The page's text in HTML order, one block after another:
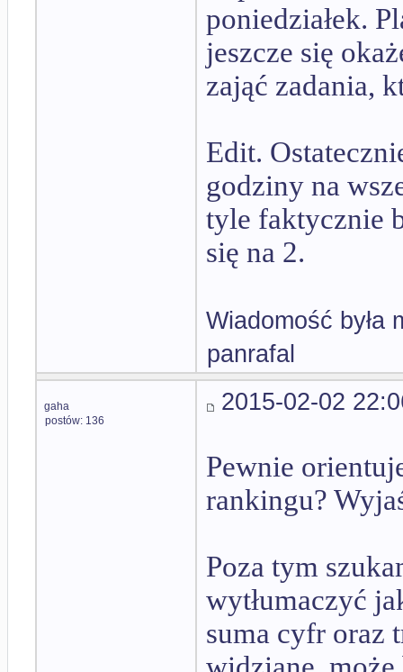
poniedziałek.
jeszcze się
zająć zadania,
Edit.
godziny na
tyle faktycznie
się na 2.
Wiadomość była
panrafal
gaha
postów: 136
2015-02-02
Pewnie
rankingu?
Poza tym
wytłumaczyć
suma cyfr oraz